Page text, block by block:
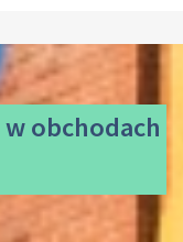
w obchodach